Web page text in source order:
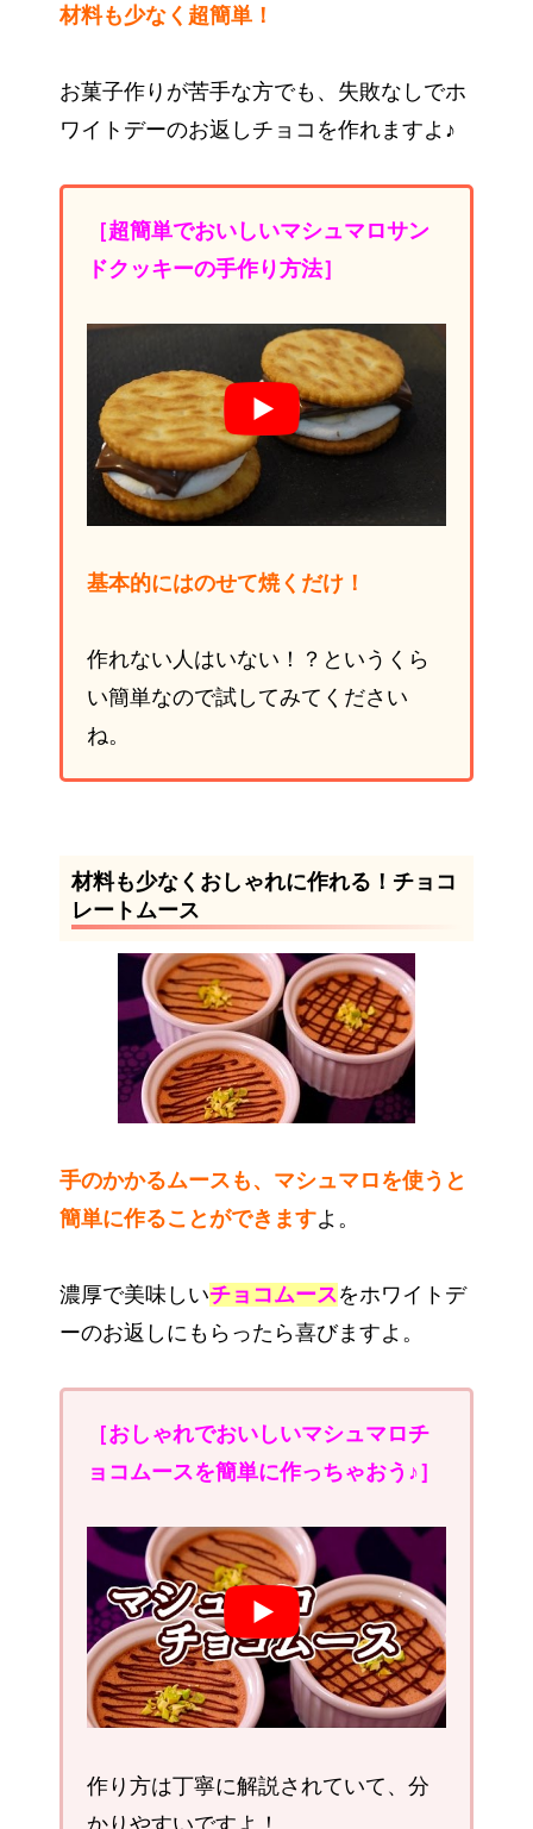
材料も少なく超簡単！
お菓子作りが苦手な方でも、失敗なしでホ
ワイトデーのお返しチョコを作れますよ♪
［超簡単でおいしいマシュマロサン
ドクッキーの手作り方法］
基本的にはのせて焼くだけ！
作れない人はいない！？というくら
い簡単なので試してみてください
ね。
材料も少なくおしゃれに作れる！チョコ
レートムース
手のかかるムースも、マシュマロを使うと
簡単に作ることができますよ。
濃厚で美味しいチョコムースをホワイトデ
ーのお返しにもらったら喜びますよ。
［おしゃれでおいしいマシュマロチ
ョコムースを簡単に作っちゃおう♪］
作り方は丁寧に解説されていて、分
かりやすいですよ！